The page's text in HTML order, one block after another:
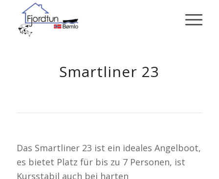
Smartliner 23
Das Smartliner 23 ist ein ideales Angelboot,
es bietet Platz für bis zu 7 Personen, ist
Kursstabil auch bei harten